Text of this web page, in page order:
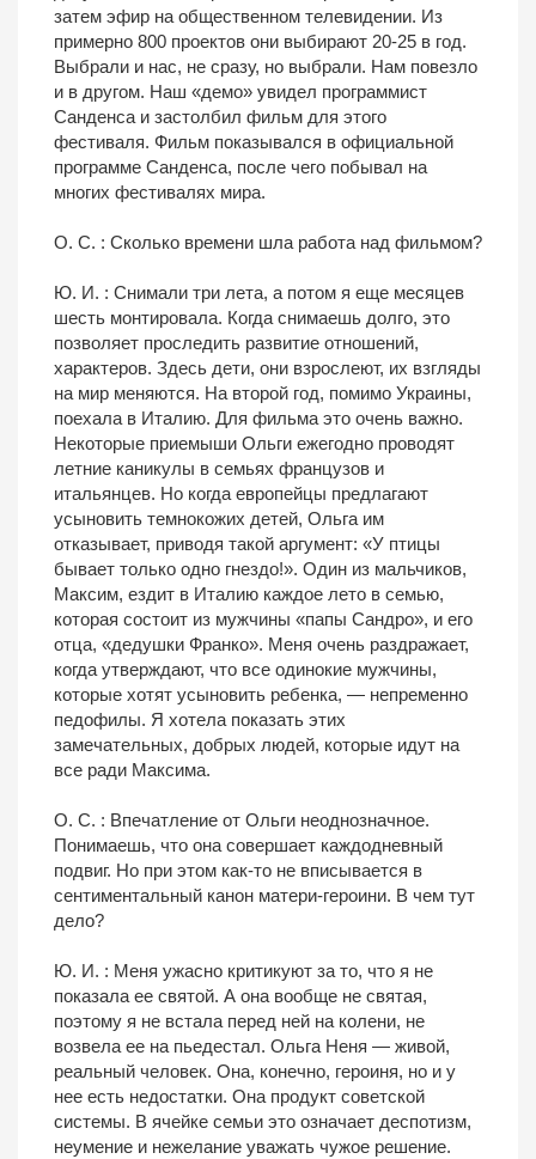
затем эфир на общественном телевидении. Из
примерно 800 проектов они выбирают 20-25 в год.
Выбрали и нас, не сразу, но выбрали. Нам повезло
и в другом. Наш «демо» увидел программист
Санденса и застолбил фильм для этого
фестиваля. Фильм показывался в официальной
программе Санденса, после чего побывал на
многих фестивалях мира.
О. С. : Сколько времени шла работа над фильмом?
Ю. И. : Снимали три лета, а потом я еще месяцев
шесть монтировала. Когда снимаешь долго, это
позволяет проследить развитие отношений,
характеров. Здесь дети, они взрослеют, их взгляды
на мир меняются. На второй год, помимо Украины,
поехала в Италию. Для фильма это очень важно.
Некоторые приемыши Ольги ежегодно проводят
летние каникулы в семьях французов и
итальянцев. Но когда европейцы предлагают
усыновить темнокожих детей, Ольга им
отказывает, приводя такой аргумент: «У птицы
бывает только одно гнездо!». Один из мальчиков,
Максим, ездит в Италию каждое лето в семью,
которая состоит из мужчины «папы Сандро», и его
отца, «дедушки Франко». Меня очень раздражает,
когда утверждают, что все одинокие мужчины,
которые хотят усыновить ребенка, — непременно
педофилы. Я хотела показать этих
замечательных, добрых людей, которые идут на
все ради Максима.
О. С. : Впечатление от Ольги неоднозначное.
Понимаешь, что она совершает каждодневный
подвиг. Но при этом как-то не вписывается в
сентиментальный канон матери-героини. В чем тут
дело?
Ю. И. : Меня ужасно критикуют за то, что я не
показала ее святой. А она вообще не святая,
поэтому я не встала перед ней на колени, не
возвела ее на пьедестал. Ольга Неня — живой,
реальный человек. Она, конечно, героиня, но и у
нее есть недостатки. Она продукт советской
системы. В ячейке семьи это означает деспотизм,
неумение и нежелание уважать чужое решение.